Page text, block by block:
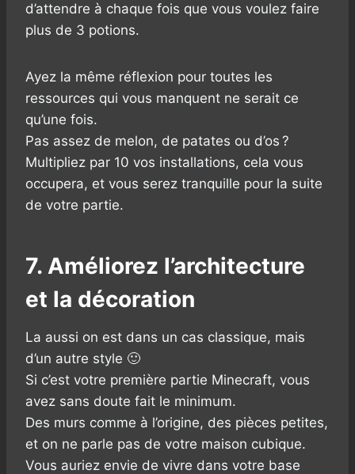
d’attendre à chaque fois que vous voulez faire
plus de 3 potions.
Ayez la même réflexion pour toutes les
ressources qui vous manquent ne serait ce
qu’une fois.
Pas assez de melon, de patates ou d’os ?
Multipliez par 10 vos installations, cela vous
occupera, et vous serez tranquille pour la suite
de votre partie.
7. Améliorez l’architecture
et la décoration
La aussi on est dans un cas classique, mais
d’un autre style 🙂
Si c’est votre première partie Minecraft, vous
avez sans doute fait le minimum.
Des murs comme à l’origine, des pièces petites,
et on ne parle pas de votre maison cubique.
Vous auriez envie de vivre dans votre base